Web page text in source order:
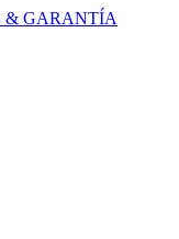
& GARANTÍA